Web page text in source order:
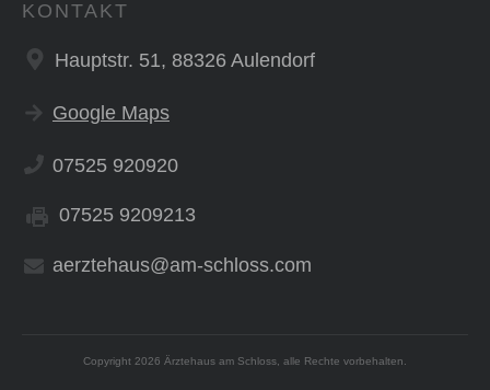
KONTAKT
Hauptstr. 51, 88326 Aulendorf
Google Maps
07525 920920
07525 9209213
aerztehaus@am-schloss.com
Copyright 2026 Ärztehaus am Schloss , alle Rechte vorbehalten.